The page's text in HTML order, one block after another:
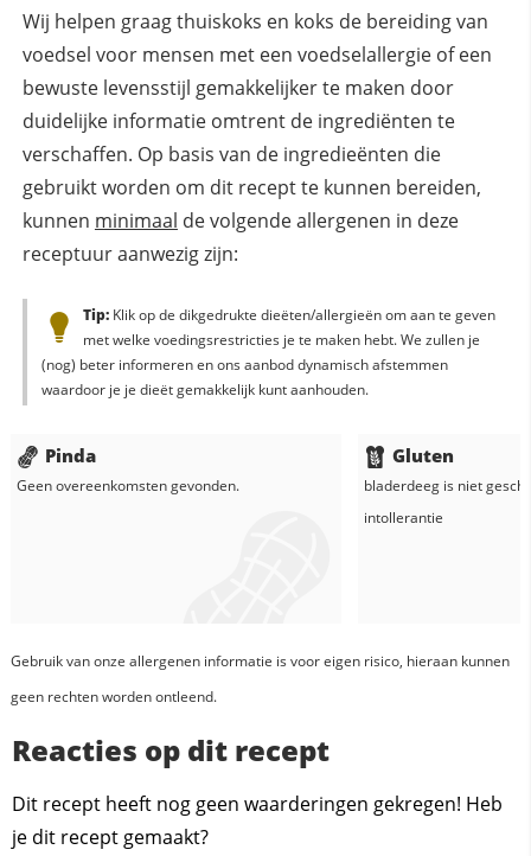
Wij helpen graag thuiskoks en koks de bereiding van
voedsel voor mensen met een voedselallergie of een
bewuste levensstijl gemakkelijker te maken door
duidelijke informatie omtrent de ingrediënten te
verschaffen. Op basis van de ingredieënten die
gebruikt worden om dit recept te kunnen bereiden,
kunnen minimaal de volgende allergenen in deze
receptuur aanwezig zijn:
Tip:Klik op de dikgedrukte dieëten/allergieën om aan te geven
met welke voedingsrestricties je te maken hebt. We zullen je
(nog) beter informeren en ons aanbod dynamisch afstemmen
waardoor je je dieët gemakkelijk kunt aanhouden.
Pinda
Geen overeenkomsten gevonden.
Gluten
bladerdeegis niet
intollerantie
Gebruik van onze allergenen informatie is voor eigen risico, hieraan kunnen
geen rechten worden ontleend.
Reacties op dit recept
Dit recept heeft nog geen waarderingen gekregen! Heb
je dit recept gemaakt?